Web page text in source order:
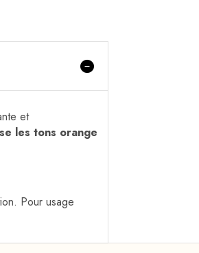
et
les tons orange
Pour usage